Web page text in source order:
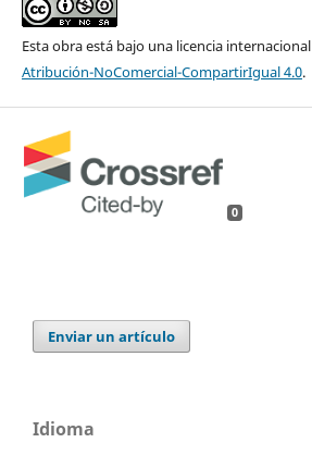
Esta obra está bajo una licencia internacional
Atribución-NoComercial-CompartirIgual 4.0.
0
Enviar un artículo
Idioma